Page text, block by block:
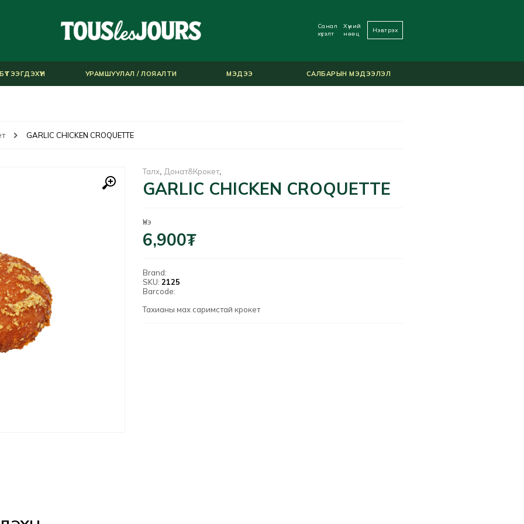
Санал
хүсэлт
Хүний
нөөц
Нэвтрэх
БҮТЭЭГДЭХҮҮН УРАМШУУЛАЛ / ЛОЯАЛТИ МЭДЭЭ САЛБАРЫН МЭДЭЭЛЭЛ
GARLIC CHICKEN CROQUETTE
Талх, Донат&Крокет,
GARLIC CHICKEN CROQUETTE
Үнэ
6,900₮
Brand:
SKU: 2125
Barcode:
Тахианы мах саримстай крокет